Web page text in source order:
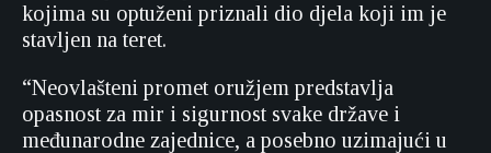
kojima su optuženi priznali dio djela koji im je
stavljen na teret.
“Neovlašteni promet oružjem predstavlja
opasnost za mir i sigurnost svake države i
međunarodne zajednice, a posebno uzimajući u